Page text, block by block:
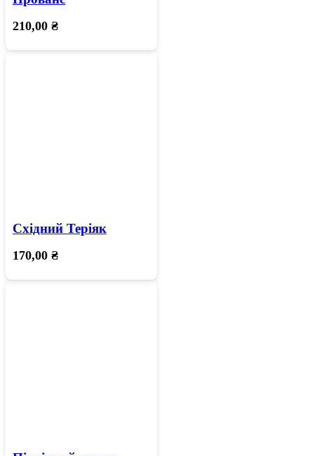
210,00 ₴
Східний Теріяк
170,00 ₴